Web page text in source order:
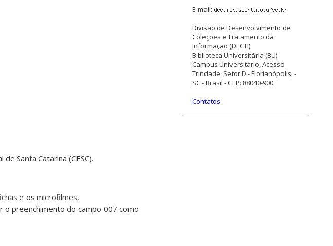
Santa Catarina (CESC).
e os microfilmes.
preenchimento do campo 007 como
E-mail:
Divisão de Desenvolvimento de
Coleções e Tratamento da
Informação (DECTI)
Biblioteca Universitária (BU)
Campus Universitário, Acesso
Trindade, Setor D - Florianópolis, -
SC - Brasil - CEP: 88040-900
Contatos